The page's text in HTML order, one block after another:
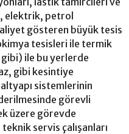
elektrik, petrol
gösteren büyük tesis
tesisleri ile termik
ile bu yerlerde
gibi kesintiye
sistemlerinin
görevli
üzere görevde
servis çalışanları